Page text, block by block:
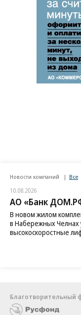
Новости компаний Все
10.08.2026
АО «Банк
В новом жилом
в Набережных Челнах
высокоскоростные
Благотворительный